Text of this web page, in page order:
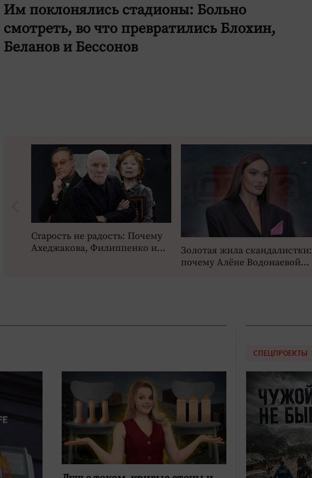
Им поклонялись стадионы: Больно
смотреть, во что превратились Блохин,
Беланов и Бессонов
Старость не радость: Почему
Ахеджакова, Филиппенко и
Золотая жила скандалистки:
почему Алёне Водонаевой
СПЕЦПРОЕКТЫ